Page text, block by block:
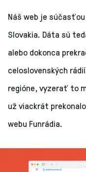
Náš web je
Slovakia. Dáta sú
alebo dokonca
celoslovenských
regióne, vyzerať to
už viackrát
webu Funrádia.